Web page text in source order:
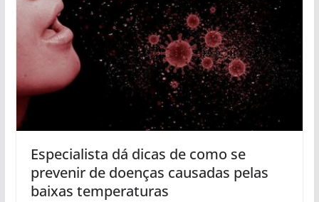
Especialista dá dicas de como se
prevenir de doenças causadas pelas
baixas temperaturas